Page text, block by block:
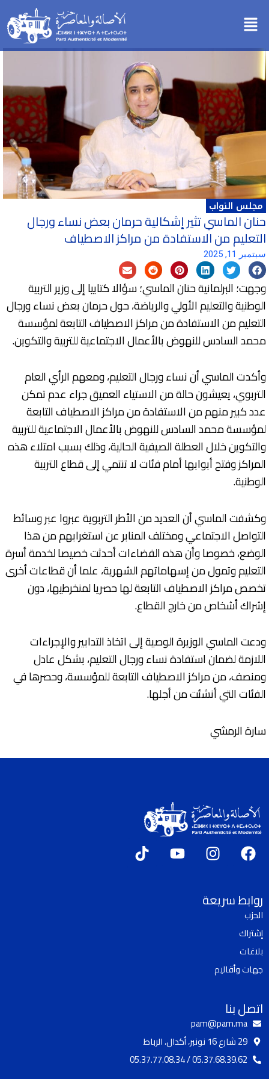
إلىMenu
مجلس النواب
حنان الماسي تثير إشكالية حرمان بعض نساء ورجال
التعليم من الاستفادة من مراكز الاصطياف
سبتمبر 11, 2025
وجهت؛ البرلمانية حنان الماسي؛ سؤالا كتابيا إلى وزير التربية
الوطنية والتعليم الأولي والرياضة، حول حرمان بعض نساء ورجال
التعليم من الاستفادة من مراكز الاصطياف التابعة لمؤسسة
محمد السادس للنهوض بالأعمال الاجتماعية للتربية والتكوين.
وأكدت الماسي أن نساء ورجال التعليم، ومعهم الرأي العام
التربوي، يعيشون حالة من الاستياء العميق جراء عدم تمكن
عدد كبير منهم من الاستفادة من مراكز الاصطياف التابعة
لمؤسسة محمد السادس للنهوض بالأعمال الاجتماعية للتربية
والتكوين خلال العطلة الصيفية الحالية، وذلك بسبب امتلاء هذه
المراكز وفتح أبوابها أمام فئات لا تنتمي إلى قطاع التربية
الوطنية.
وكشفت الماسي أن العديد من الأطر التربوية عبروا عبر وسائط
التواصل الاجتماعي ومختلف المنابر عن استغرابهم من هذا
الوضع، خصوصا وأن هذه الفضاءات أحدثت خصيصا لخدمة أسرة
التعليم وتمول من إسهاماتهم الشهرية، علما أن قطاعات أخرى
تخصص مراكز الاصطياف التابعة لها حصريا لمنخرطيها، دون
إشراك أشخاص من خارج القطاع.
ودعت الماسي الوزيرة الوصية إلى اتخاذ التدابير والإجراءات
اللازمة لضمان استفادة نساء ورجال التعليم، بشكل عادل
ومنصف، من مراكز الاصطياف التابعة للمؤسسة، وحصرها في
الفئات التي أنشئت من أجلها.
سارة الرمشي
F
a
b
o
o
k
I
n
a
Y
o
T
i
روابط سريعة
الحزب
إشتراك
بلاغات
جهات وأقاليم
اتصل بنا
pam@pam.ma
29 شارع 16 نونبر، أكدال، الرباط
05.37.68.39.62 / 05.37.77.08.34